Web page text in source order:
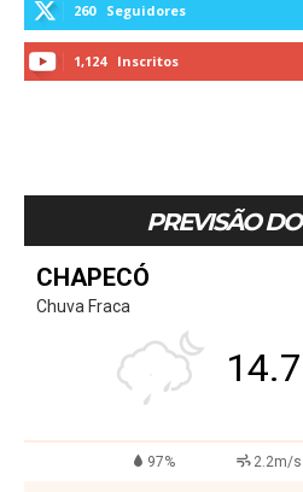
260 Seguidores
1,124 Inscritos
PREVISÃO
CHAPECÓ
Chuva Fraca
14.7
97% 2.2m/s